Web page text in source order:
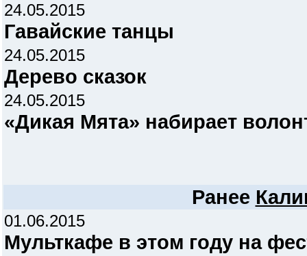
24.05.2015
Гавайские танцы
24.05.2015
Дерево сказок
24.05.2015
«Дикая Мята» набирает
Ранее
01.06.2015
Мульткафе в этом году на